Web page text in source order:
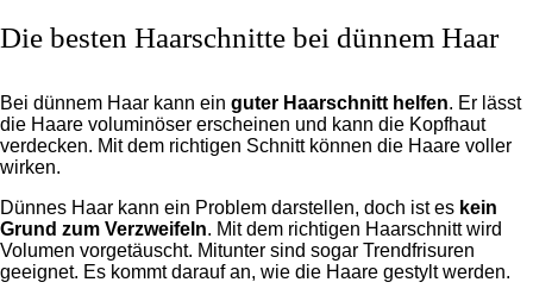
Die besten Haarschnitte bei dünnem Haar
Bei dünnem Haar kann ein guter Haarschnitt helfen. Er lässt
die Haare voluminöser erscheinen und kann die Kopfhaut
verdecken. Mit dem richtigen Schnitt können die Haare voller
wirken.
Dünnes Haar kann ein Problem darstellen, doch ist es kein
Grund zum Verzweifeln. Mit dem richtigen Haarschnitt wird
Volumen vorgetäuscht. Mitunter sind sogar Trendfrisuren
geeignet. Es kommt darauf an, wie die Haare gestylt werden.